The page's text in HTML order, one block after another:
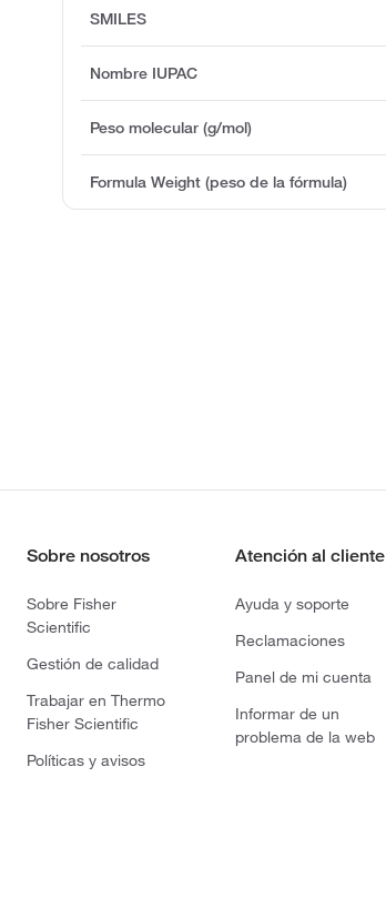
SMILES
Nombre IUPAC
Peso molecular (g/mol)
Formula Weight (peso de la fórmula)
Sobre nosotros
Sobre Fisher
Scientific
Gestión de calidad
Trabajar en Thermo
Fisher Scientific
Políticas y avisos
Atención al cliente
Ayuda y soporte
Reclamaciones
Panel de mi cuenta
Informar de un
problema de la web